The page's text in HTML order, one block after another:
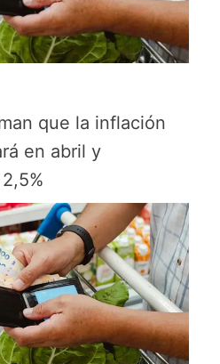
que la inflación
en abril y